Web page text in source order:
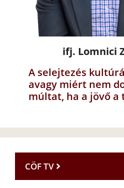
ifj. Lomnici
A selejtezés
avagy miért nem
múltat, ha a jövő a
CÖF TV